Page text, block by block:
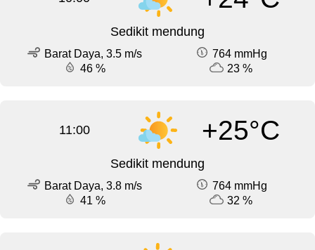
Sedikit mendung
Barat Daya, 3.5 m/s
764 mmHg
46 %
23 %
11:00 +25°C
Sedikit mendung
Barat Daya, 3.8 m/s
764 mmHg
41 %
32 %